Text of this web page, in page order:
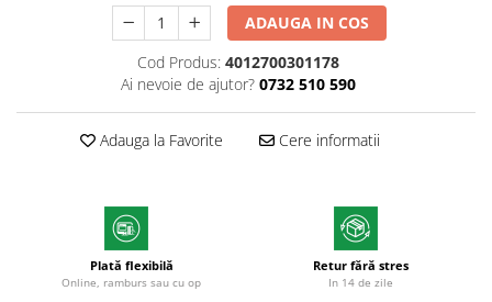
Markere permanente
Markere cu vopsea
Hartie si produse din hartie
Hartie si carton pentru copiator
Hartie in formate mari
Hartie milimetrica
ADAUGA IN COS
Cod Produs: 4012700301178
Ai nevoie de ajutor? 0732 510 590
Adauga la Favorite Cere informatii
Plată flexibilă
Online, ramburs sau cu op
Retur fără stres
In 14 de zile